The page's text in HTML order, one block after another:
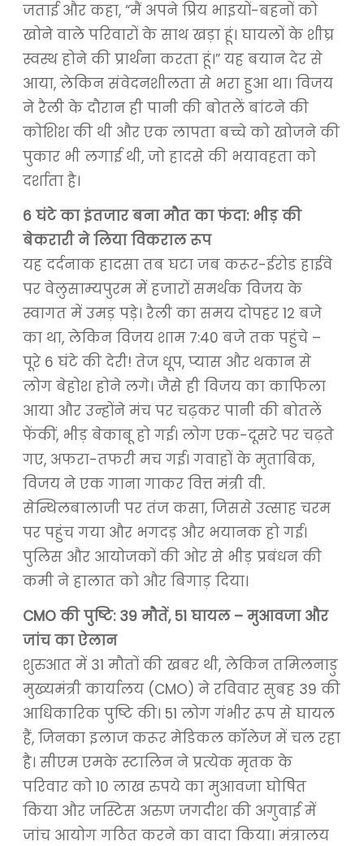
जताई और कहा, “मैं अपने प्रिय भाइयों-बहनों को
खोने वाले परिवारों के साथ खड़ा हूं। घायलों के शीघ्र
स्वस्थ होने की प्रार्थना करता हूं।” यह बयान देर से
आया, लेकिन संवेदनशीलता से भरा हुआ था। विजय
ने रैली के दौरान ही पानी की बोतलें बांटने की
कोशिश की थी और एक लापता बच्चे को खोजने की
पुकार भी लगाई थी, जो हादसे की भयावहता को
दर्शाता है।
6 घंटे का इंतजार बना मौत का फंदा: भीड़ की
बेकरारी ने लिया विकराल रूप
यह दर्दनाक हादसा तब घटा जब करूर-ईरोड हाईवे
पर वेलुसाम्यपुरम में हजारों समर्थक विजय के
स्वागत में उमड़ पड़े। रैली का समय दोपहर 12 बजे
का था, लेकिन विजय शाम 7:40 बजे तक पहुंचे –
पूरे 6 घंटे की देरी! तेज धूप, प्यास और थकान से
लोग बेहोश होने लगे। जैसे ही विजय का काफिला
आया और उन्होंने मंच पर चढ़कर पानी की बोतलें
फेंकीं, भीड़ बेकाबू हो गई। लोग एक-दूसरे पर चढ़ते
गए, अफरा-तफरी मच गई। गवाहों के मुताबिक,
विजय ने एक गाना गाकर वित्त मंत्री वी.
सेन्थिलबालाजी पर तंज कसा, जिससे उत्साह चरम
पर पहुंच गया और भगदड़ और भयानक हो गई।
पुलिस और आयोजकों की ओर से भीड़ प्रबंधन की
कमी ने हालात को और बिगाड़ दिया।
CMO की पुष्टि: 39 मौतें, 51 घायल – मुआवजा और
जांच का ऐलान
शुरुआत में 31 मौतों की खबर थी, लेकिन तमिलनाडु
मुख्यमंत्री कार्यालय (CMO) ने रविवार सुबह 39 की
आधिकारिक पुष्टि की। 51 लोग गंभीर रूप से घायल
हैं, जिनका इलाज करूर मेडिकल कॉलेज में चल रहा
है। सीएम एमके स्टालिन ने प्रत्येक मृतक के
परिवार को 10 लाख रुपये का मुआवजा घोषित
किया और जस्टिस अरुण जगदीश की अगुवाई में
जांच आयोग गठित करने का वादा किया। मंत्रालय